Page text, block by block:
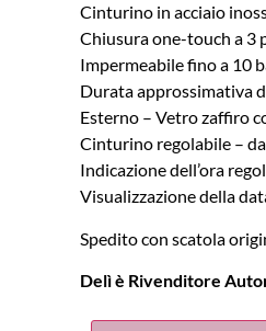
Cinturino in acciaio
Chiusura one-touch a 3
Impermeabile fino a 10
Durata approssimativa
Esterno – Vetro zaffiro
Cinturino regolabile –
Indicazione dell’ora
Visualizzazione della
Spedito con scatola
Delì è Rivenditore